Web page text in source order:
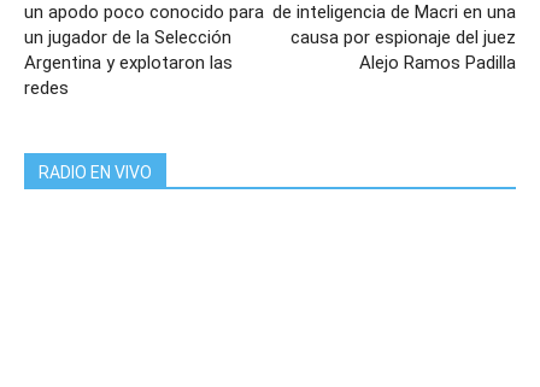
un apodo poco conocido para
un jugador de la Selección
Argentina y explotaron las
redes
de inteligencia de Macri en una
causa por espionaje del juez
Alejo Ramos Padilla
RADIO EN VIVO